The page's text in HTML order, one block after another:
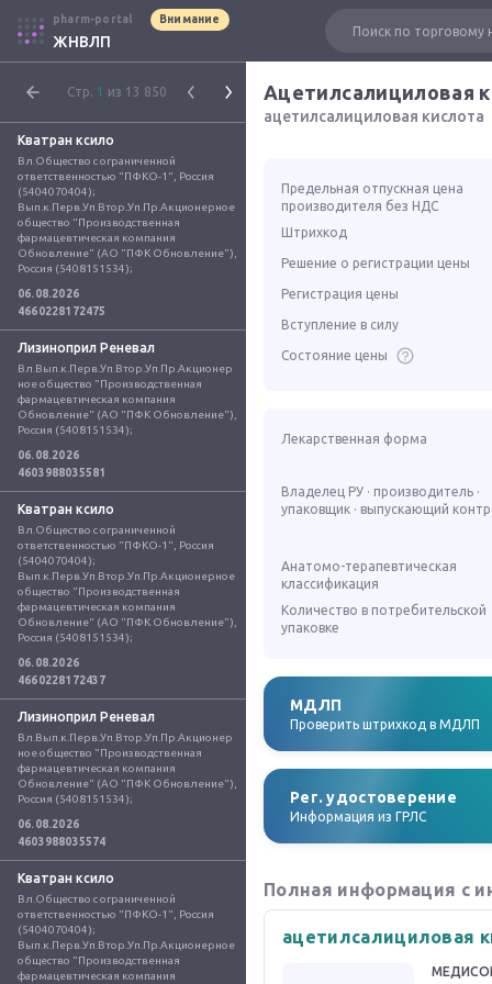
pharm-portal Внимание
ЖНВЛП
Стр. 1 из 13 850
Кватран ксило
Вл.Общество с ограниченной
ответственностью "ПФКО-1", Россия
(5404070404);
Вып.к.Перв.Уп.Втор.Уп.Пр.Акционерное
общество "Производственная
фармацевтическая компания
Обновление" (АО "ПФК Обновление"),
Россия (5408151534);
06.08.2026
4660228172475
Лизиноприл Реневал
Вл.Вып.к.Перв.Уп.Втор.Уп.Пр.Акционер
ное общество "Производственная
фармацевтическая компания
Обновление" (АО "ПФК Обновление"),
Россия (5408151534);
06.08.2026
4603988035581
Кватран ксило
Вл.Общество с ограниченной
ответственностью "ПФКО-1", Россия
(5404070404);
Вып.к.Перв.Уп.Втор.Уп.Пр.Акционерное
общество "Производственная
фармацевтическая компания
Обновление" (АО "ПФК Обновление"),
Россия (5408151534);
06.08.2026
4660228172437
Лизиноприл Реневал
Вл.Вып.к.Перв.Уп.Втор.Уп.Пр.Акционер
ное общество "Производственная
фармацевтическая компания
Обновление" (АО "ПФК Обновление"),
Россия (5408151534);
06.08.2026
4603988035574
Кватран ксило
Вл.Общество с ограниченной
ответственностью "ПФКО-1", Россия
(5404070404);
Вып.к.Перв.Уп.Втор.Уп.Пр.Акционерное
общество "Производственная
фармацевтическая компания
Ацетилсалициловая
ацетилсалициловая кислота
Предельная отпускная цена
производителя без НДС
Штрихкод
Решение о регистрации цены
Регистрация цены
Вступление в силу
Состояние цены
Лекарственная форма
Владелец РУ · производитель ·
упаковщик · выпускающий
Анатомо-терапевтическая
классификация
Количество в потребительской
упаковке
МДЛП
Проверить штрихкод в МДЛП
Рег. удостоверение
Информация из ГРЛС
Полная информация с
ацетилсалициловая